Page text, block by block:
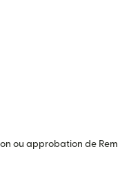
ou approbation de